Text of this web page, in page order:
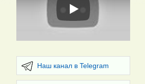
Play
Наш канал в Telegram